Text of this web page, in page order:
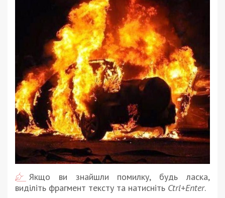
Якщо ви знайшли помилку, будь ласка,
виділіть фрагмент тексту та натисніть Ctrl+Enter.